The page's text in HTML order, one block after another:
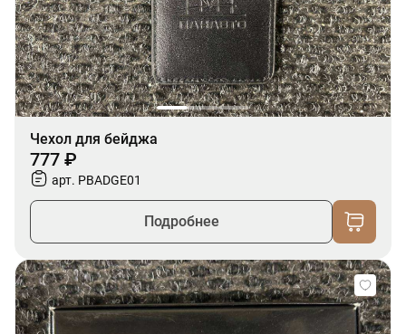
Чехол для бейджа
777 ₽
арт. PBADGE01
Подробнее